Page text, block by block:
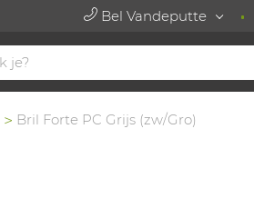
Bel Vandeputte
Bril Forte PC Grijs (zw/Gro)